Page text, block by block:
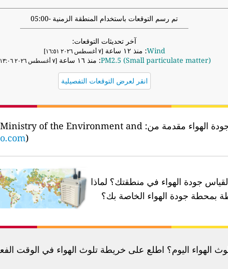
تم رسم التوقعات باستخدام المنطقة الزمنية -05:00
آخر تحديثات التوقعات:
Wind: منذ ١٢ ساعة [٧ أغسطس ٢٠٢٦ ١٦:٥١]
PM2.5 (Small particulate matter): منذ ١٦ ساعة [٧ أغسطس ٢٠٢٦ ١٣:٠٦]
انقر لعرض التوقعات التفصيلية
جودة الهواء مقدمة من: of the Environment and
)
جودة الهواء في منطقتك؟ لماذا
بمحطة جودة الهواء الخاصة بك؟
الهواء اليوم؟ اطلع على خريطة تلوث الهواء في الوقت الفعلي